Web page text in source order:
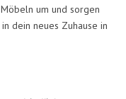
um und sorgen
dein neues Zuhause in